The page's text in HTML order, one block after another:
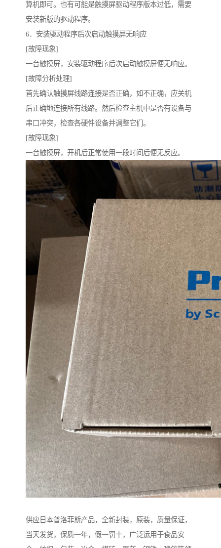
算机即可。也有可能是触摸屏驱动程序版本过低，需要
安装新版的驱动程序。
6．安装驱动程序后次启动触摸屏无响应
[故障现象]
一台触摸屏，安装驱动程序后次启动触摸屏便无响应。
[故障分析处理]
首先确认触摸屏线路连接是否正确，如不正确，应关机
后正确地连接所有线路。然后检查主机中是否有设备与
串口冲突，检查各硬件设备并调整它们。
[故障现象]
一台触摸屏，开机后正常使用一段时间后便无反应。
供应日本普洛菲斯产品，全新封装，原装，质量保证，
当天发货，保质一年，假一罚十，广泛运用于食品安